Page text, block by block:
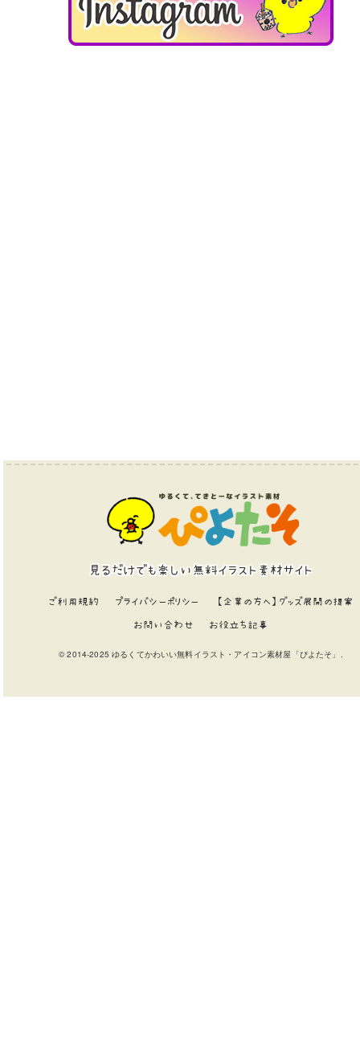
見るだけでも楽しい無料イラスト素材サイト
ご利用規約 プライバシーポリシー 【企業の方へ】グッズ展開の提案
お問い合わせ お役立ち記事
© 2014-2025 ゆるくてかわいい無料イラスト・アイコン素材屋「ぴよたそ」.